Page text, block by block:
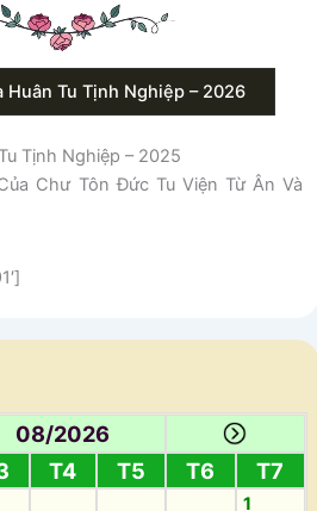
Huân Tu Tịnh Nghiệp – 2026
Tịnh Nghiệp – 2025
Chư Tôn Đức Tu Viện Từ Ân Và
08/2026
T4 T5 T6 T7
1